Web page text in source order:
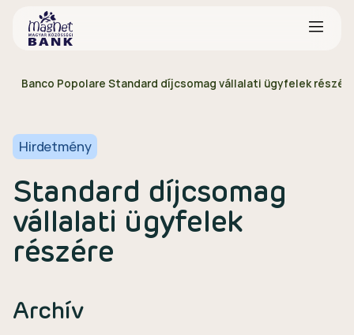
Banco Popolare Standard díjcsomag vállalati ügyfelek
Hirdetmény
Standard díjcsomag
vállalati ügyfelek
részére
Archív